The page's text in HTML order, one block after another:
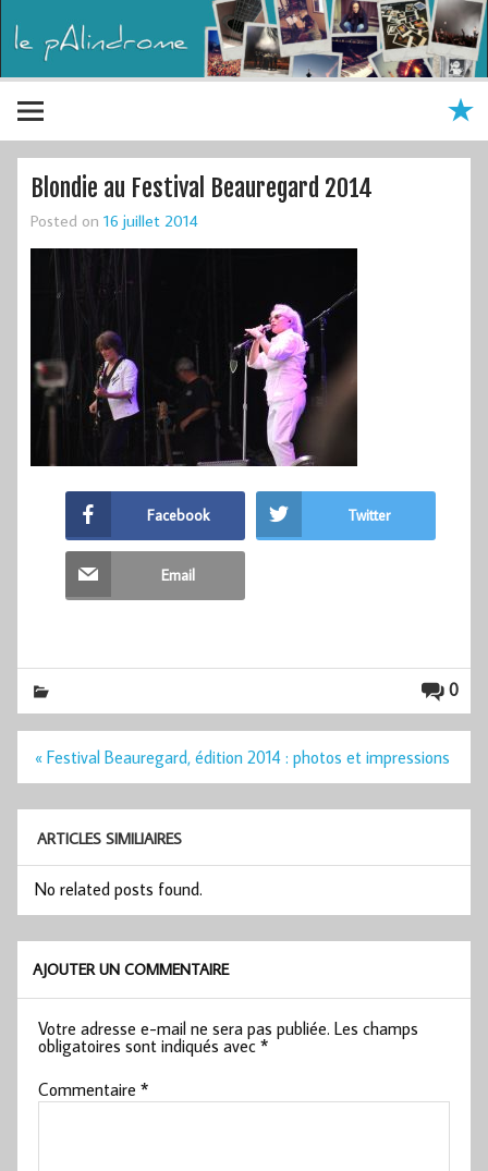
Blondie au Festival Beauregard 2014
Posted on 16 juillet 2014
Facebook Twitter
Email
0
Navigation
« Festival Beauregard, édition 2014 : photos et impressions
ARTICLES SIMILIAIRES
No related posts found.
AJOUTER UN COMMENTAIRE
Votre adresse e-mail ne sera pas publiée. Les champs
obligatoires sont indiqués avec*
Commentaire*